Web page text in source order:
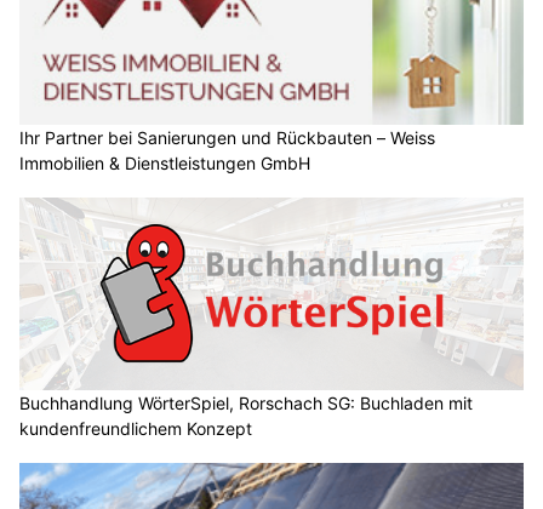
Ihr Partner bei Sanierungen und Rückbauten – Weiss
Immobilien & Dienstleistungen GmbH
Buchhandlung WörterSpiel, Rorschach SG: Buchladen mit
kundenfreundlichem Konzept